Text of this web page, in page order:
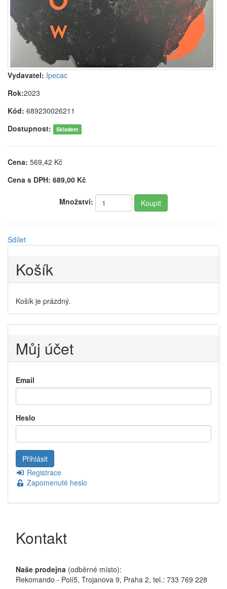
Vydavatel: Ipecac
Rok:2023
Kód: 689230026211
Dostupnost:
Skladem
Cena: 569,42 Kč
Cena s DPH: 689,00 Kč
Množství:
Sdílet
Košík
Košík je prázdný.
Můj účet
Email
Heslo
Registrace
Zapomenuté heslo
Kontakt
Naše prodejna (odběrné místo):
Rekomando - Polí5, Trojanova 9, Praha 2, tel.: 733 769 228